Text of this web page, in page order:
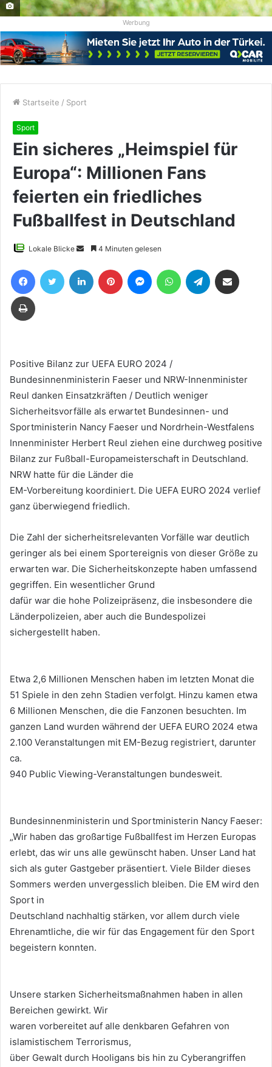
Werbung
Startseite / Sport
Sport
Ein sicheres „Heimspiel für
Europa“: Millionen Fans
feierten ein friedliches
Fußballfest in Deutschland
Lokale Blicke
Sende
eine
E-
4 Minuten gelesen
FacebookTwitter LinkedIn Pinterest MessengerWhatsAppTelegram
Drucken
Positive Bilanz zur UEFA EURO 2024 /
Bundesinnenministerin Faeser und NRW-Innenminister
Reul danken Einsatzkräften / Deutlich weniger
Sicherheitsvorfälle als erwartet Bundesinnen- und
Sportministerin Nancy Faeser und Nordrhein-Westfalens
Innenminister Herbert Reul ziehen eine durchweg positive
Bilanz zur Fußball-Europameisterschaft in Deutschland.
NRW hatte für die Länder die
EM-Vorbereitung koordiniert. Die UEFA EURO 2024 verlief
ganz überwiegend friedlich.
Die Zahl der sicherheitsrelevanten Vorfälle war deutlich
geringer als bei einem Sportereignis von dieser Größe zu
erwarten war. Die Sicherheitskonzepte haben umfassend
gegriffen. Ein wesentlicher Grund
dafür war die hohe Polizeipräsenz, die insbesondere die
Länderpolizeien, aber auch die Bundespolizei
sichergestellt haben.
Etwa 2,6 Millionen Menschen haben im letzten Monat die
51 Spiele in den zehn Stadien verfolgt. Hinzu kamen etwa
6 Millionen Menschen, die die Fanzonen besuchten. Im
ganzen Land wurden während der UEFA EURO 2024 etwa
2.100 Veranstaltungen mit EM-Bezug registriert, darunter
ca.
940 Public Viewing-Veranstaltungen bundesweit.
Bundesinnenministerin und Sportministerin Nancy Faeser:
„Wir haben das großartige Fußballfest im Herzen Europas
erlebt, das wir uns alle gewünscht haben. Unser Land hat
sich als guter Gastgeber präsentiert. Viele Bilder dieses
Sommers werden unvergesslich bleiben. Die EM wird den
Sport in
Deutschland nachhaltig stärken, vor allem durch viele
Ehrenamtliche, die wir für das Engagement für den Sport
begeistern konnten.
Unsere starken Sicherheitsmaßnahmen haben in allen
Bereichen gewirkt. Wir
waren vorbereitet auf alle denkbaren Gefahren von
islamistischem Terrorismus,
über Gewalt durch Hooligans bis hin zu Cyberangriffen